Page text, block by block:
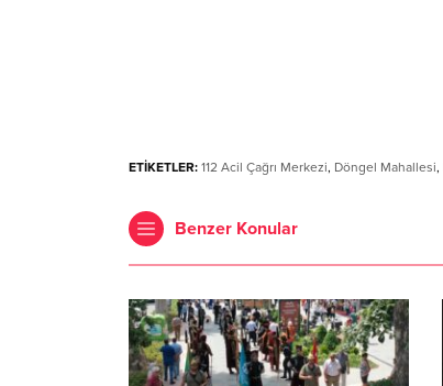
ETİKETLER: 112 Acil Çağrı Merkezi, Döngel Mahallesi,
Benzer Konular